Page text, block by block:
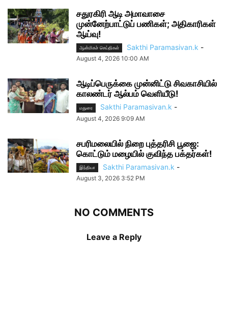
சதுரகிரி ஆடி அமாவாசை
முன்னேற்பாட்டுப் பணிகள்; அதிகாரிகள்
ஆய்வு!
ஆன்மிகச் செய்திகள் Sakthi Paramasivan.k -
August 4, 2026 10:00 AM
ஆடிப்பெருக்கை முன்னிட்டு சிவகாசியில்
காலண்டர் ஆல்பம் வெளியீடு!
மதுரை Sakthi Paramasivan.k -
August 4, 2026 9:09 AM
சபரிமலையில் நிறை புத்தரிசி பூஜை:
கொட்டும் மழையில் குவிந்த பக்தர்கள்!
இந்தியா Sakthi Paramasivan.k -
August 3, 2026 3:52 PM
NO COMMENTS
Leave a Reply